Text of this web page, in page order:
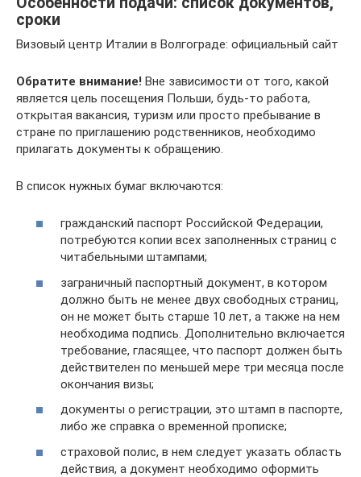
сроки
Визовый центр Италии в Волгограде: официальный сайт
Обратите внимание! Вне зависимости от того, какой
является цель посещения Польши, будь-то работа,
открытая вакансия, туризм или просто пребывание в
стране по приглашению родственников, необходимо
прилагать документы к обращению.
В список нужных бумаг включаются:
гражданский паспорт Российской Федерации,
потребуются копии всех заполненных страниц с
читабельными штампами;
заграничный паспортный документ, в котором
должно быть не менее двух свободных страниц,
он не может быть старше 10 лет, а также на нем
необходима подпись. Дополнительно включается
требование, гласящее, что паспорт должен быть
действителен по меньшей мере три месяца после
окончания визы;
документы о регистрации, это штамп в паспорте,
либо же справка о временной прописке;
страховой полис, в нем следует указать область
действия, а документ необходимо оформить